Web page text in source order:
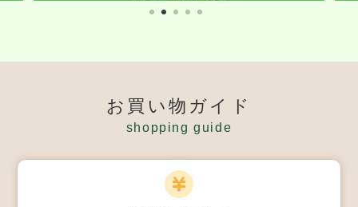
お買い物ガイド
shopping guide